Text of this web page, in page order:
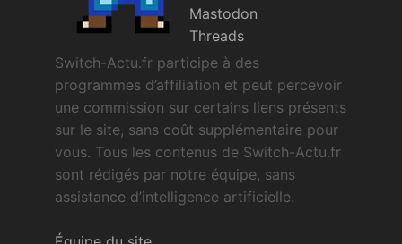
Mastodon
Threads
Switch-Actu.fr participe à des
programmes d’affiliation et peut percevoir
une commission sur certains liens présents
sur le site, sans coût supplémentaire pour
vous. Tous les contenus de Switch-Actu.fr
sont rédigés par notre équipe, sans
assistance d’intelligence artificielle.